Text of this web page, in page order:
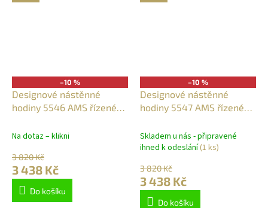
–10 %
Designové nástěnné
hodiny 5546 AMS řízené
Na dotaz – klikni
3 820 Kč
3 438 Kč
Do košíku
–10 %
Designové nástěnné
hodiny 5547 AMS řízené
Skladem u nás - připravené
ihned k odeslání(1 ks)
3 820 Kč
3 438 Kč
Do košíku